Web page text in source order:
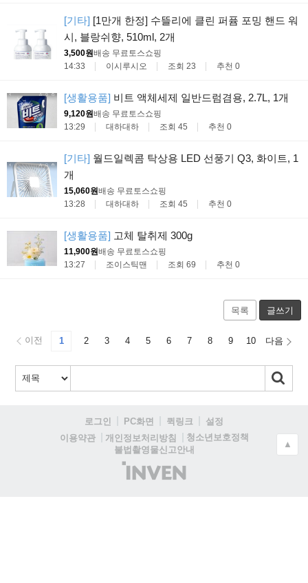
[기타] [1만개 한정] 수뜰리에 클린 퍼퓸 포밍 핸드 워
시, 블랑쉬향, 510ml, 2개
3,500원배송 무료토스쇼핑
14:33
이시루시오 조회 23 추천 0
[생활용품] 비트 액체세제 일반드럼겸용, 2.7L, 1개
9,120원배송 무료토스쇼핑
13:29
대하대하 조회 45 추천 0
[기타] 월드일렉콤 탁상용 LED 선풍기 Q3, 화이트, 1
개
15,060원배송 무료토스쇼핑
13:28
대하대하 조회 45 추천 0
[생활용품] 고체 탈취제 300g
11,900원배송 무료토스쇼핑
13:27
조이스틱맨 조회 69 추천 0
목록 글쓰기
이전 1 2 3 4 5 6 7 8 9 10 다음
로그인 PC화면 퀵링크
설정
이용약관
개인정보처리방침
청소년보호정책
불법촬영물신고안내
(주)
인
▲